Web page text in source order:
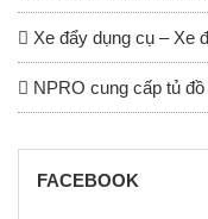
Xe đẩy dụng cụ – Xe
NPRO cung cấp tủ
FACEBOOK